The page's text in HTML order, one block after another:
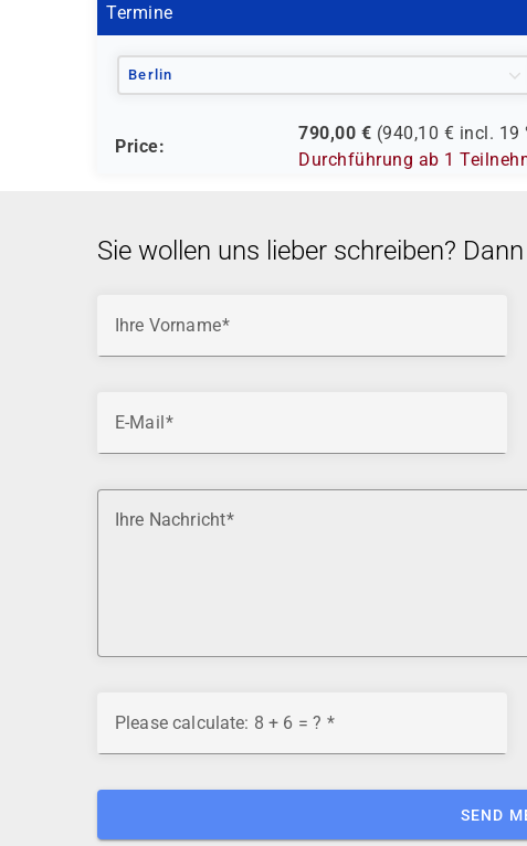
Termine
Berlin
Price:
790,00 € (940,10 € incl. 19
Durchführung ab 1
Sie wollen uns lieber schreiben?
Ihre Vorname
E-Mail
Ihre Nachricht
Please calculate: 8 + 6 = ?
SEND